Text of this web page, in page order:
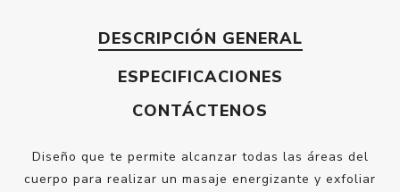
DESCRIPCIÓN GENERAL
ESPECIFICACIONES
CONTÁCTENOS
Diseño que te permite alcanzar todas las áreas del
cuerpo para realizar un masaje energizante y exfoliar